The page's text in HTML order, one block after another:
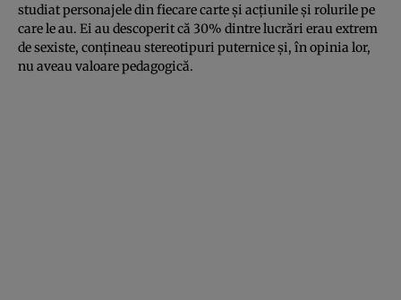
studiat personajele din fiecare carte şi acţiunile şi rolurile pe
care le au. Ei au descoperit că 30% dintre lucrări erau extrem
de sexiste, conţineau stereotipuri puternice şi, în opinia lor,
nu aveau valoare pedagogică.